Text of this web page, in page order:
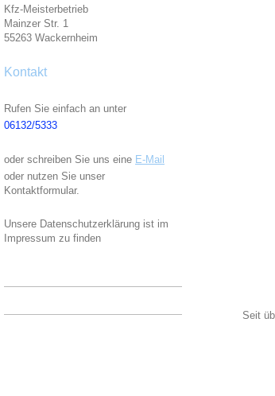
Seit
Kfz-Meisterbetrieb
Mainzer Str. 1
55263 Wackernheim
Kontakt
Rufen Sie einfach an unter
06132/5333
oder schreiben Sie uns eine E-Mail
oder nutzen Sie unser
Kontaktformular.
Unsere Datenschutzerklärung ist im
Impressum zu finden